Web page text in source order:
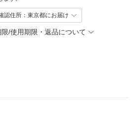
認住所：東京都にお届け
/使用期限・返品について